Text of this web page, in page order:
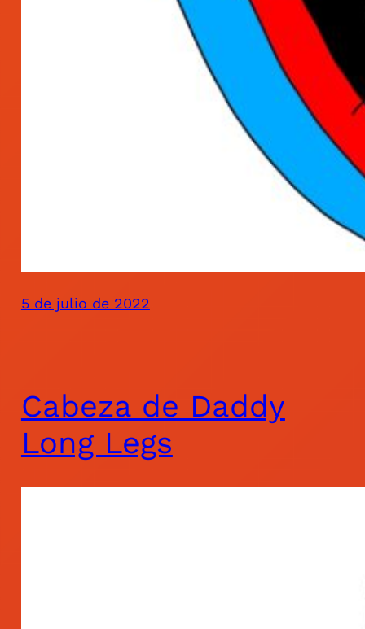
5 de julio de 2022
Cabeza de Daddy
Long Legs